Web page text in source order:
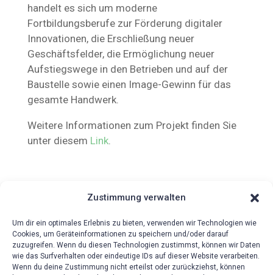
Zustimmung verwalten
Um dir ein optimales Erlebnis zu bieten, verwenden wir Technologien wie
Cookies, um Geräteinformationen zu speichern und/oder darauf
zuzugreifen. Wenn du diesen Technologien zustimmst, können wir Daten
wie das Surfverhalten oder eindeutige IDs auf dieser Website verarbeiten.
Wenn du deine Zustimmung nicht erteilst oder zurückziehst, können
handelt es sich um moderne
Fortbildungsberufe zur Förderung digitaler
Innovationen, die Erschließung neuer
Geschäftsfelder, die Ermöglichung neuer
Aufstiegswege in den Betrieben und auf der
Baustelle sowie einen Image-Gewinn für das
gesamte Handwerk.
Weitere Informationen zum Projekt finden Sie
unter diesem Link.
{!{wpv-post-date format=’d.m.Y‘}!}